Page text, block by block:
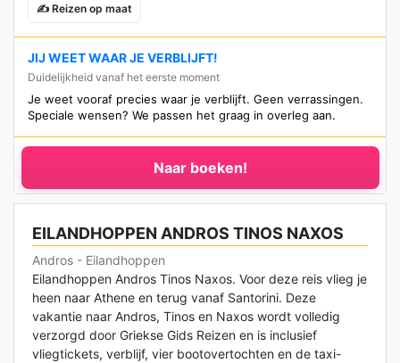
✍️ Reizen op maat
JIJ WEET WAAR JE VERBLIJFT!
Duidelijkheid vanaf het eerste moment
Je weet vooraf precies waar je verblijft. Geen verrassingen.
Speciale wensen? We passen het graag in overleg aan.
Naar boeken!
EILANDHOPPEN ANDROS TINOS NAXOS
Andros - Eilandhoppen
Eilandhoppen Andros Tinos Naxos. Voor deze reis vlieg je
heen naar Athene en terug vanaf Santorini. Deze
vakantie naar Andros, Tinos en Naxos wordt volledig
verzorgd door Griekse Gids Reizen en is inclusief
vliegtickets, verblijf, vier bootovertochten en de taxi-